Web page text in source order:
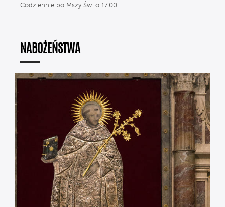
Codziennie po Mszy Św. o 17.00
NABOŻEŃSTWA